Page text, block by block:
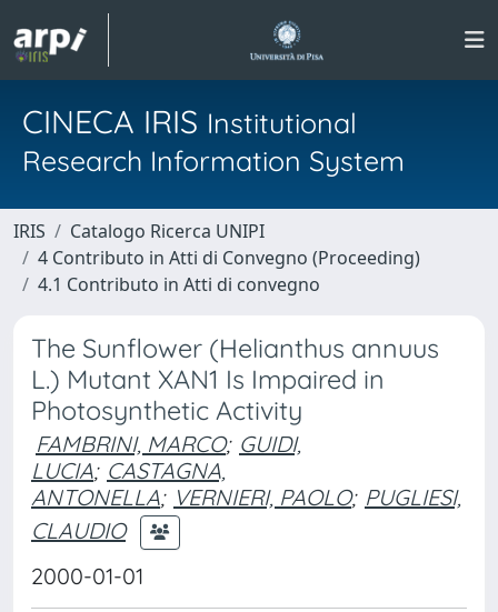
CINECA IRIS Institutional
Research Information System
IRIS
Catalogo Ricerca UNIPI
4 Contributo in Atti di Convegno (Proceeding)
4.1 Contributo in Atti di convegno
The Sunflower (Helianthus annuus
L.) Mutant XAN1 Is Impaired in
Photosynthetic Activity
FAMBRINI, MARCO; GUIDI,
LUCIA; CASTAGNA,
ANTONELLA; VERNIERI, PAOLO; PUGLIESI,
CLAUDIO
2000-01-01